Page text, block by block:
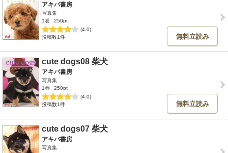
アキバ書房
写真集
1巻
250pt
(4.0)
投稿数1件
無料立読み
cute dogs08 柴犬
アキバ書房
写真集
1巻
250pt
(4.0)
投稿数1件
無料立読み
cute dogs07 柴犬
アキバ書房
写真集